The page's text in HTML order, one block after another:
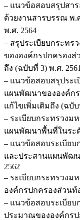
– แนวข้อสอบสรุปสา
ด้วยงานสารบรรณ พ.
พ.ศ. 2564
– สรุประเบียบกระท
ขององค์กรปกครองส่
ถึง (ฉบับที่ 3) พ.ศ. 2561
– แนวข้อสอบสรุประ
แผนพัฒนาขององค์กร
แก้ไขเพิ่มเติมถึง (ฉบับ
– ระเบียบกระทรวงม
แผนพัฒนาพื้นที่ในระดั
– แนวข้อสอบระเบีย
และประสานแผนพัฒ
2562
– ระเบียบกระทรวงม
องค์กรปกครองส่วนท้
– แนวข้อสอบระเบียบ
ประมาณขององค์กรป